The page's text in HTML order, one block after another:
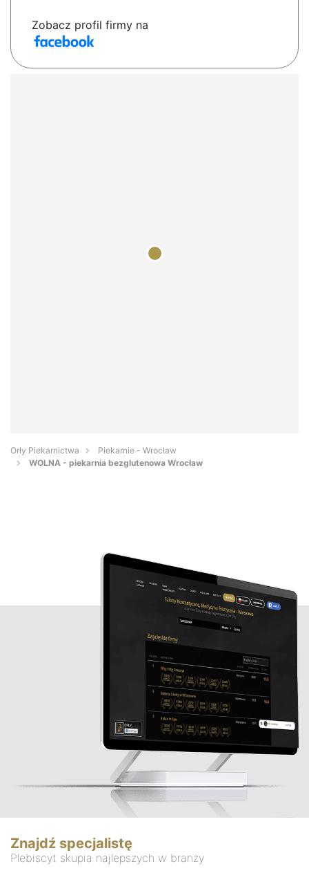
Zobacz profil firmy na
Orły Piekarnictwa
Piekarnie - Wrocław
WOLNA - piekarnia bezglutenowa Wrocław
Znajdź specjalistę
Plebiscyt skupia najlepszych w branży